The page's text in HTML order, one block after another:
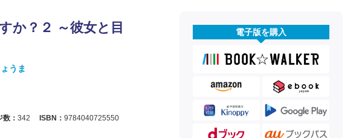
か？２ ～彼女と目
うま
数： 342 ISBN： 9784040725550
電子版を購入